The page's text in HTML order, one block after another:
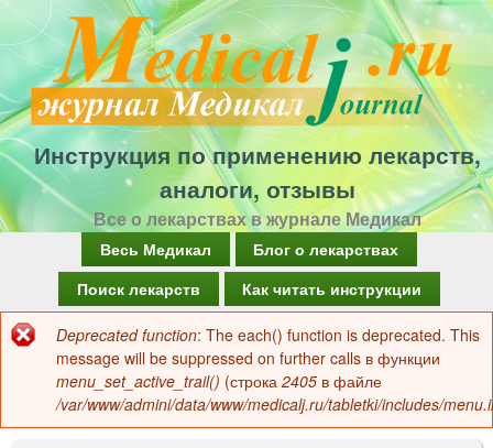
Перейти
к
основному
содержанию
Инструкция по применению лекарств,
аналоги, отзывы
Все о лекарствах в журнале Медикал
а
в
о
Весь Медикал
Блог о лекарствах
Поиск лекарств
Как читать инструкции
Сообщение
об
ошибке
Deprecated function: The each() function is deprecated. This
message will be suppressed on further calls в функции
menu_set_active_trail() (строка 2405 в файле
/var/www/admini/data/www/medicalj.ru/tabletki/includes/